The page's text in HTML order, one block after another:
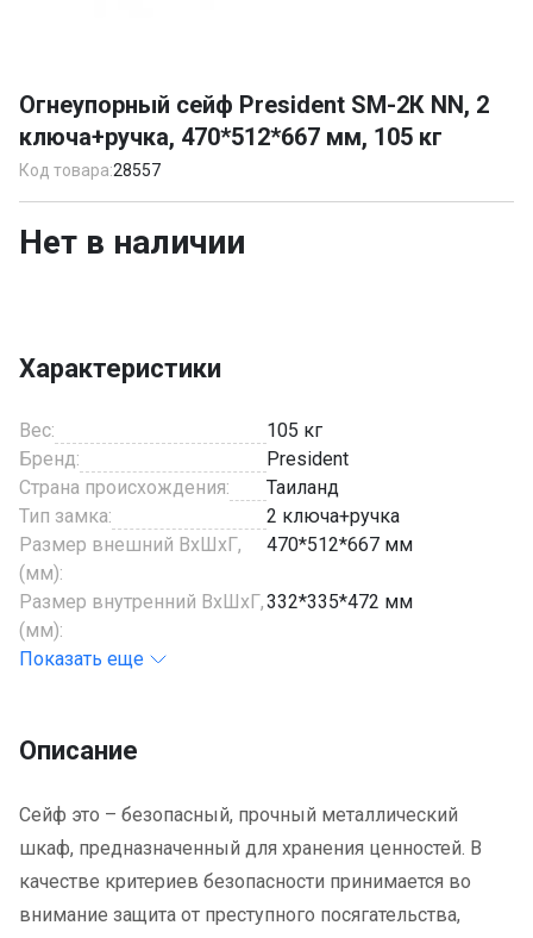
of
1
Огнеупорный сейф President SM-2К NN, 2
ключа+ручка, 470*512*667 мм, 105 кг
Код товара:28557
Нет в наличии
Характеристики
Вес:
105 кг
Бренд:
President
Страна происхождения:
Таиланд
Тип замка:
2 ключа+ручка
Размер внешний ВхШхГ,
(мм):
470*512*667 мм
Размер внутренний ВхШхГ,
(мм):
332*335*472 мм
Показать еще
Описание
Сейф это – безопасный, прочный металлический
шкаф, предназначенный для хранения ценностей. В
качестве критериев безопасности принимается во
внимание защита от преступного посягательства,